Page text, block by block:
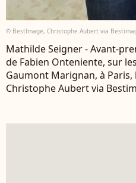
© BestImage, Christophe Aubert via
Mathilde Seigner - Avant-
de Fabien Onteniente, sur
Gaumont Marignan, à Paris,
Christophe Aubert via